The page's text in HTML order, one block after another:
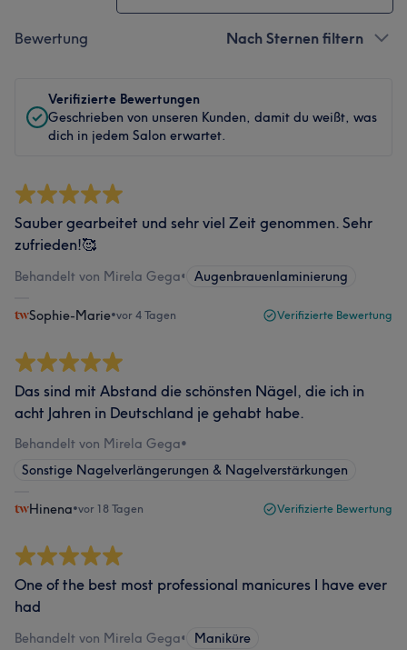
Bewertung Nach Sternen filtern
Verifizierte Bewertungen
Geschrieben von unseren Kunden, damit du weißt, was
dich in jedem Salon erwartet.
Sauber gearbeitet und sehr viel Zeit genommen. Sehr
zufrieden!🥰
Behandelt von Mirela Gega• Augenbrauenlaminierung
Sophie-Marie•vor 4 Tagen Verifizierte Bewertung
Das sind mit Abstand die schönsten Nägel, die ich in
acht Jahren in Deutschland je gehabt habe.
Behandelt von Mirela Gega•
Sonstige Nagelverlängerungen & Nagelverstärkungen
Hinena•vor 18 Tagen Verifizierte Bewertung
One of the best most professional manicures I have ever
had
Behandelt von Mirela Gega• Maniküre